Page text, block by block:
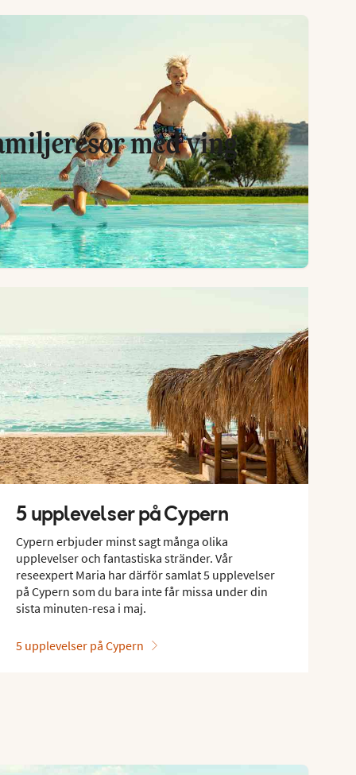
med ving
5 upplevelser på Cypern
Cypern erbjuder minst sagt många olika
upplevelser och fantastiska stränder. Vår
reseexpert Maria har därför samlat 5 upplevelser
på Cypern som du bara inte får missa under din
sista minuten-resa i maj.
5 upplevelser på Cypern